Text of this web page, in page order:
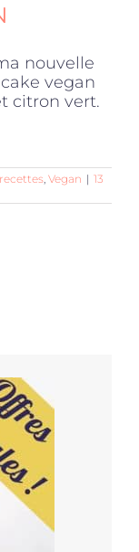
nouvelle
vegan
citron vert.
Vegan | 13